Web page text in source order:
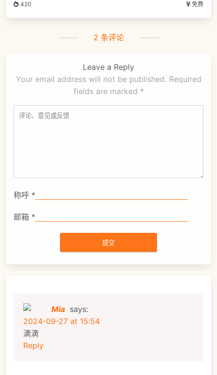
420 免费
2 条评论
Leave a Reply
Your email address will not be published. Required
fields are marked *
称呼 *
邮箱 *
Mia says:
2024-09-27 at 15:54
滴滴
Reply